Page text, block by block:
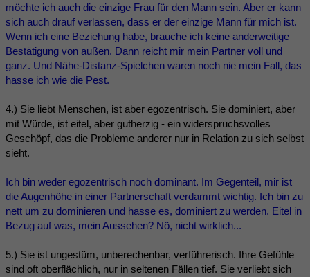
möchte ich auch die einzige Frau für den Mann sein. Aber er kann
sich auch drauf verlassen, dass er der einzige Mann für mich ist.
Wenn ich eine Beziehung habe, brauche ich keine anderweitige
Bestätigung von außen. Dann reicht mir mein Partner voll und
ganz. Und Nähe-Distanz-Spielchen waren noch nie mein Fall, das
hasse ich wie die Pest.
4.) Sie liebt Menschen, ist aber egozentrisch. Sie dominiert, aber
mit Würde, ist eitel, aber gutherzig - ein widerspruchsvolles
Geschöpf, das die Probleme anderer nur in Relation zu sich selbst
sieht.
Ich bin weder egozentrisch noch dominant. Im Gegenteil, mir ist
die Augenhöhe in einer Partnerschaft verdammt wichtig. Ich bin zu
nett um zu dominieren und hasse es, dominiert zu werden. Eitel in
Bezug auf was, mein Aussehen? Nö, nicht wirklich...
5.) Sie ist ungestüm, unberechenbar, verführerisch. Ihre Gefühle
sind oft oberflächlich, nur in seltenen Fällen tief. Sie verliebt sich